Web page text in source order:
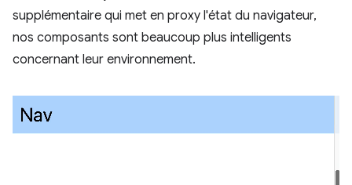
supplémentaire qui met en proxy l'état du navigateur,
nos composants sont beaucoup plus intelligents
concernant leur environnement.